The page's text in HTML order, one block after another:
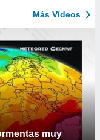
Más Vídeos
muy